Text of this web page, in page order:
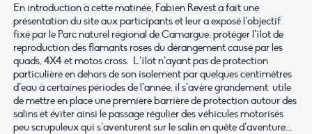
En introduction à cette matinée, Fabien Revest a fait une
présentation du site aux participants et leur a exposé l’objectif
fixé par le Parc naturel régional de Camargue: protéger l’îlot de
reproduction des flamants roses du dérangement causé par les
quads, 4X4 et motos cross. L’îlot n’ayant pas de protection
particulière en dehors de son isolement par quelques centimètres
d’eau à certaines périodes de l’année, il s’avère grandement utile
de mettre en place une première barrière de protection autour des
salins et éviter ainsi le passage régulier des véhicules motorisés
peu scrupuleux qui s’aventurent sur le salin en quête d’aventure….